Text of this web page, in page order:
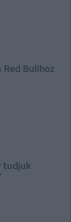
Bullhoz
tudjuk